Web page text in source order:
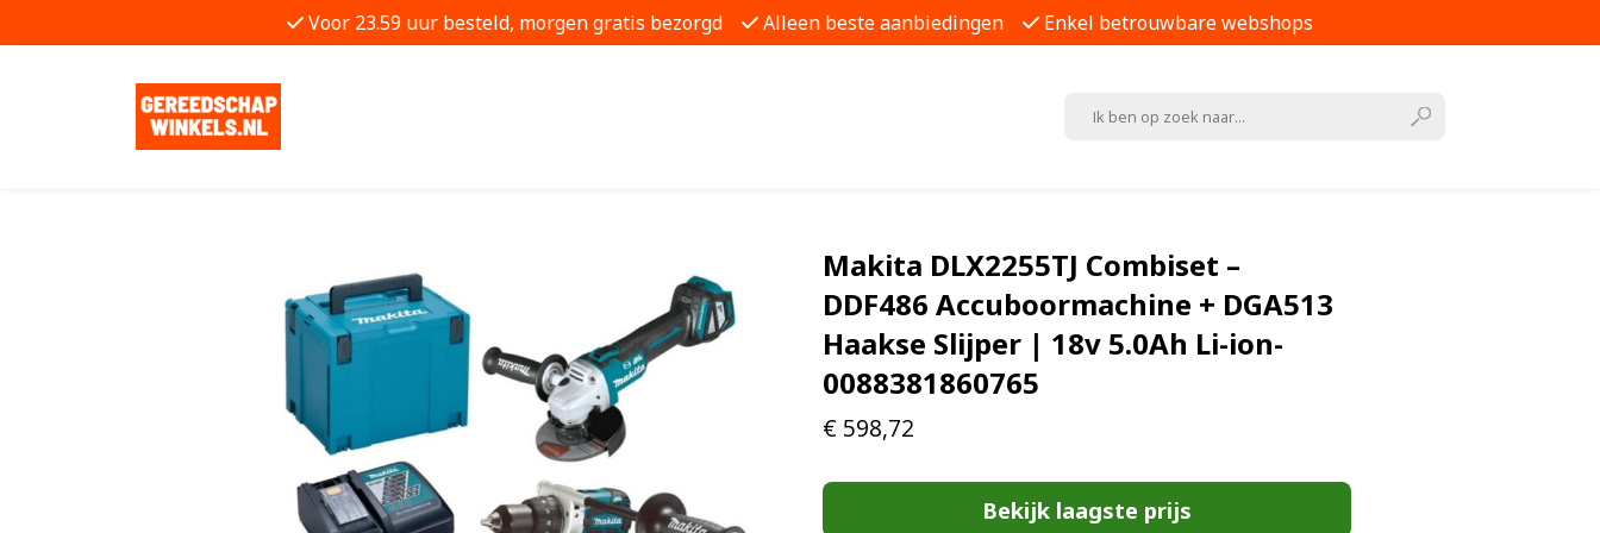
Voor 23.59 uur besteld, morgen gratis bezorgd Alleen beste aanbiedingen Enkel betrouwbare webshops
Makita DLX2255TJ Combiset –
DDF486 Accuboormachine + DGA513
Haakse Slijper | 18v 5.0Ah Li-ion-
0088381860765
€ 598,72
Bekijk laagste prijs